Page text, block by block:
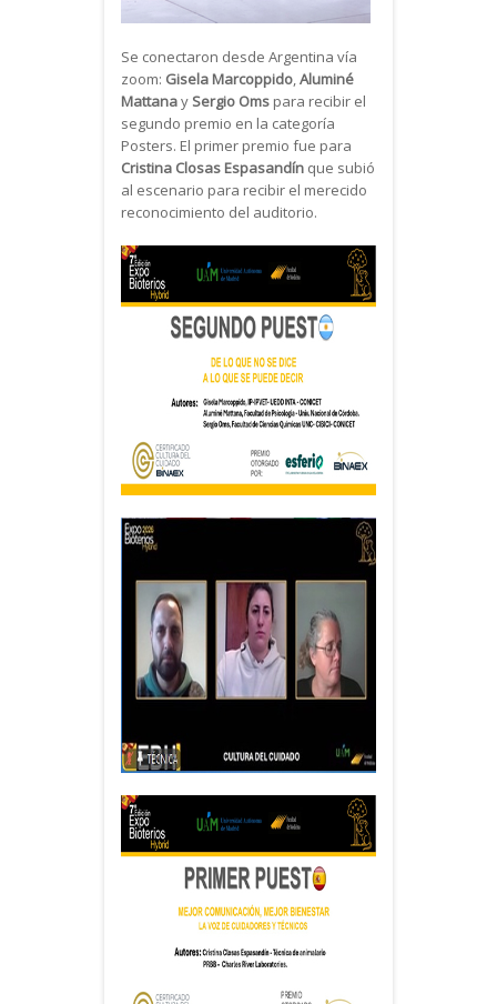
Se conectaron desde Argentina vía
zoom: Gisela Marcoppido,Aluminé
Mattanay Sergio Oms para recibir el
segundo premio en la categoría
Posters. El primer premio fue para
Cristina Closas Espasandín que subió
al escenario para recibir el merecido
reconocimiento del auditorio.